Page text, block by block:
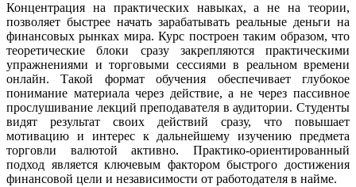
Концентрация на практических навыках, а не на теории,
позволяет быстрее начать зарабатывать реальные деньги на
финансовых рынках мира. Курс построен таким образом, что
теоретические блоки сразу закрепляются практическими
упражнениями и торговыми сессиями в реальном времени
онлайн. Такой формат обучения обеспечивает глубокое
понимание материала через действие, а не через пассивное
прослушивание лекций преподавателя в аудитории. Студенты
видят результат своих действий сразу, что повышает
мотивацию и интерес к дальнейшему изучению предмета
торговли валютой активно. Практико-ориентированный
подход является ключевым фактором быстрого достижения
финансовой цели и независимости от работодателя в найме.